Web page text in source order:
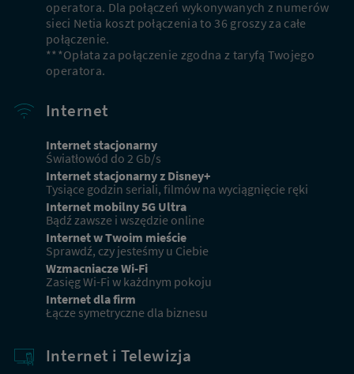
operatora. Dla połączeń wykonywanych z numerów
sieci Netia koszt połączenia to 36 groszy za całe
połączenie.
***Opłata za połączenie zgodna z taryfą Twojego
operatora.
Internet
Internet stacjonarny
Światłowód do 2 Gb/s
Internet stacjonarny z Disney+
Tysiące godzin seriali, filmów na wyciągnięcie ręki
Internet mobilny 5G Ultra
Bądź zawsze i wszędzie online
Internet w Twoim mieście
Sprawdź, czy jesteśmy u Ciebie
Wzmacniacze Wi-Fi
Zasięg Wi-Fi w każdnym pokoju
Internet dla firm
Łącze symetryczne dla biznesu
Internet i Telewizja
Nr domu Nr mieszkania
Obecni klienci
Masz już usługi od Netii? Sprawdź ofertę dla obecnych
klientów
Przejdź
oferty
dla
obecnych
klientów